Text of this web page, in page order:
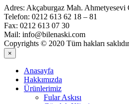
Adres: Akçaburgaz Mah.
Telefon: 0212 613 62 18 – 81
Fax: 0212 613 07 30
Mail: info@bilenaski.com
Copyrights © 2020 Tüm hakları
×
Anasayfa
Hakkımızda
Ürünlerimiz
Fular Askısı